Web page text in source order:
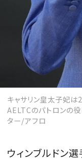
キャサリン皇太子妃は
AELTCのパトロンの
ター/アフロ
ウィンブルドン